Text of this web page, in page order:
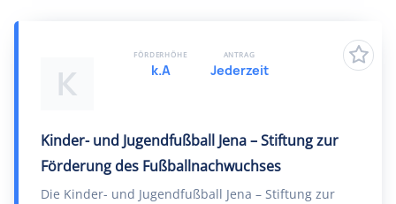
K
Kinder- und Jugendfußball Jena – Stiftung zur
Förderung des Fußballnachwuchses
Die Kinder- und Jugendfußball Jena – Stiftung zur
FÖRDERHÖHE
k.A
ANTRAG
Jederzeit